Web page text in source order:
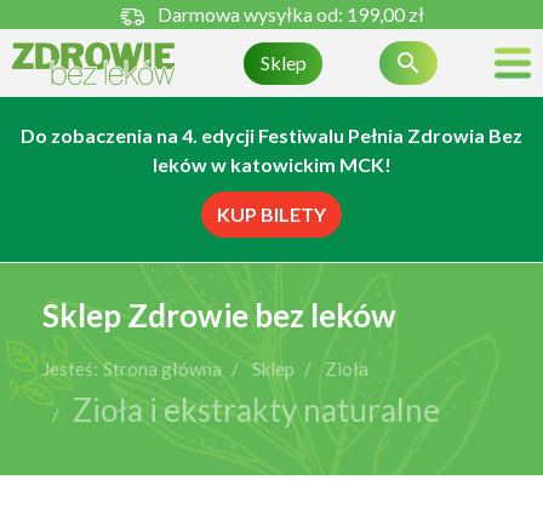
Darmowa wysyłka od: 199,00 zł
Sklep 
Do zobaczenia na 4. edycji Festiwalu Pełnia Zdrowia Bez
leków w katowickim MCK!
KUP BILETY
Sklep Zdrowie bez leków
Jesteś: Strona główna Sklep Zioła
Zioła i ekstrakty naturalne